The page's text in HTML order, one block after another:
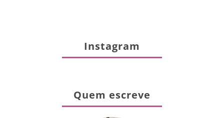
Instagram
Quem escreve